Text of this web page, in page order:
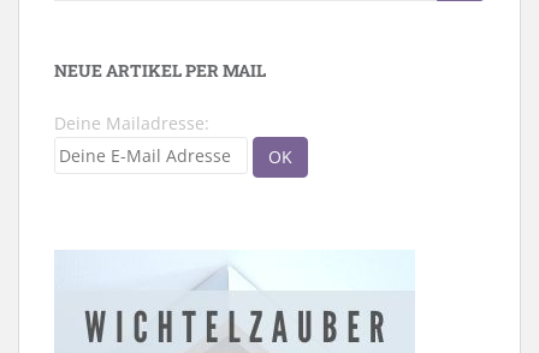
NEUE ARTIKEL PER MAIL
Deine Mailadresse: